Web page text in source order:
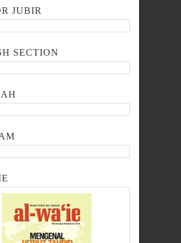
JUBIR
SECTION